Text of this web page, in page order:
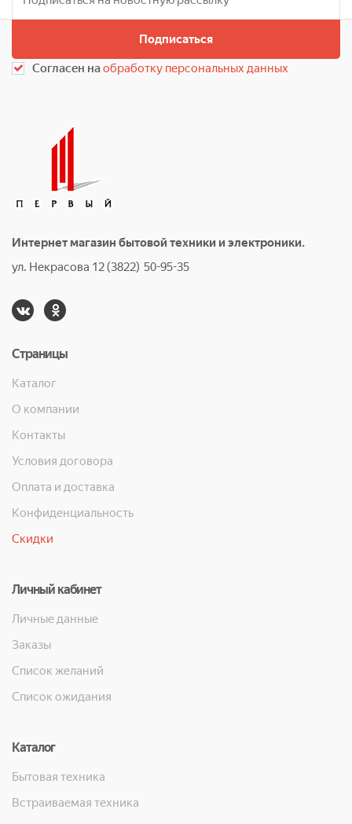
Подписаться
Согласен наобработку персональных данных
Интернет магазин бытовой техники и электроники.
ул. Некрасова 12 (3822) 50-95-35
Страницы
Каталог
О компании
Контакты
Условия договора
Оплата и доставка
Конфиденциальность
Скидки
Личный кабинет
Личные данные
Заказы
Список желаний
Список ожидания
Каталог
Бытовая техника
Встраиваемая техника